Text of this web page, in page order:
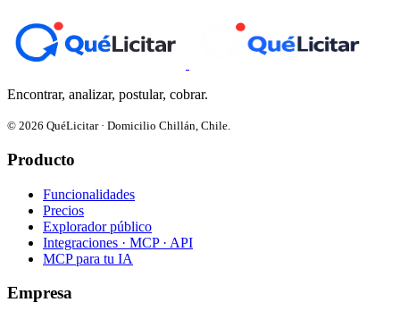
Encontrar, analizar, postular, cobrar.
© 2026 QuéLicitar · Domicilio Chillán, Chile.
Producto
Funcionalidades
Precios
Explorador público
Integraciones · MCP · API
MCP para tu IA
Empresa